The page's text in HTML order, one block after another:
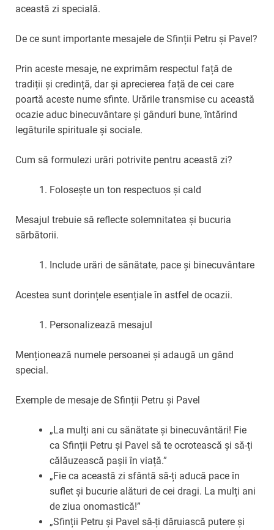
această zi specială.
De ce sunt importante mesajele de Sfinții Petru și Pavel?
Prin aceste mesaje, ne exprimăm respectul față de
tradiții și credință, dar și aprecierea față de cei care
poartă aceste nume sfinte. Urările transmise cu această
ocazie aduc binecuvântare și gânduri bune, întărind
legăturile spirituale și sociale.
Cum să formulezi urări potrivite pentru această zi?
Folosește un ton respectuos și cald
Mesajul trebuie să reflecte solemnitatea și bucuria
sărbătorii.
Include urări de sănătate, pace și binecuvântare
Acestea sunt dorințele esențiale în astfel de ocazii.
Personalizează mesajul
Menționează numele persoanei și adaugă un gând
special.
Exemple de mesaje de Sfinții Petru și Pavel
„La mulți ani cu sănătate și binecuvântări! Fie
ca Sfinții Petru și Pavel să te ocrotească și să-ți
călăuzească pașii în viață.”
„Fie ca această zi sfântă să-ți aducă pace în
suflet și bucurie alături de cei dragi. La mulți ani
de ziua onomastică!”
„Sfinții Petru și Pavel să-ți dăruiască putere și